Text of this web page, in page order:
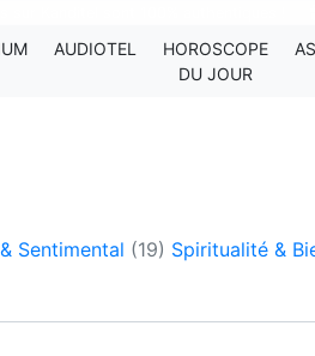
AUDIOTEL
HOROSCOPE
DU JOUR
Sentimental (19) Spiritualité &